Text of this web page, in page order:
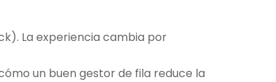
La experiencia cambia por
un buen gestor de fila reduce la